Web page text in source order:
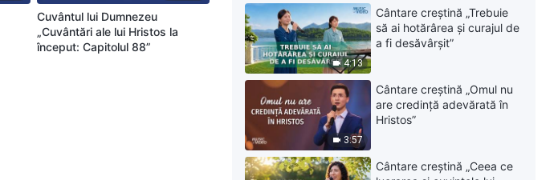
Cuvântul lui Dumnezeu
„Cuvântări ale lui Hristos la
început: Capitolul 88”
4:13
Cântare creștină „Trebuie
să ai hotărârea și curajul de
a fi desăvârșit”
3:57
Cântare creștină „Omul nu
are credință adevărată în
Hristos”
Cântare creștină „Ceea ce